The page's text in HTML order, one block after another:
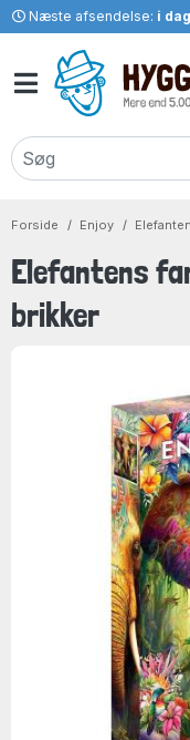
Næste afsendelse: i
Forside Enjoy
Elefantens
brikker